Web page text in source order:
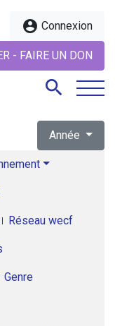
account_circle Connexion
- FAIRE UN DON
search
Année
Réseau wecf
Genre